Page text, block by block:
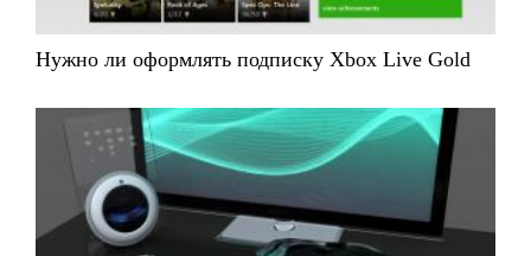
Нужно ли оформлять подписку Xbox Live Gold